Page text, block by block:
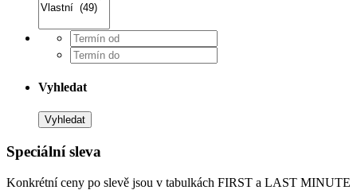
Vyhledat
Speciální sleva
Konkrétní ceny po slevě jsou v tabulkách FIRST a LAST MINUTE